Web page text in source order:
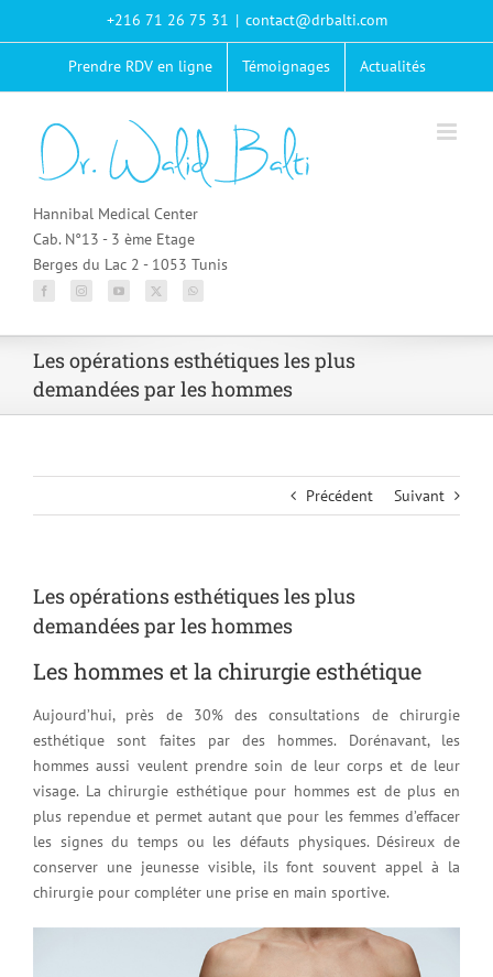
+216 71 26 75 31 | contact@drbalti.com
Prendre RDV en ligne Témoignages Actualités
Hannibal Medical Center
Cab. N°13 - 3 ème Etage
Berges du Lac 2 - 1053 Tunis
Les opérations esthétiques les plus
demandées par les hommes
Précédent Suivant
Les opérations esthétiques les plus
demandées par les hommes
Les hommes et la chirurgie esthétique
Aujourd’hui, près de 30% des consultations de chirurgie
esthétique sont faites par des hommes. Dorénavant, les
hommes aussi veulent prendre soin de leur corps et de leur
visage. La chirurgie esthétique pour hommes est de plus en
plus rependue et permet autant que pour les femmes d’effacer
les signes du temps ou les défauts physiques. Désireux de
conserver une jeunesse visible, ils font souvent appel à la
chirurgie pour compléter une prise en main sportive.